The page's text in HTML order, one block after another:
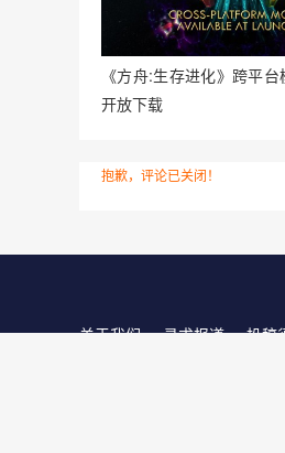
《方舟:生存进化》跨平
开放下载
抱歉，评论已关闭！
关于我们 寻求报道 投稿